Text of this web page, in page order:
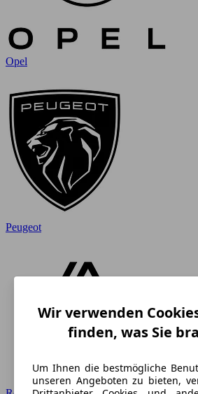
Opel
Peugeot
Wir verwenden
finden, was Sie
Um Ihnen die bestmögliche
unseren Angeboten zu bieten,